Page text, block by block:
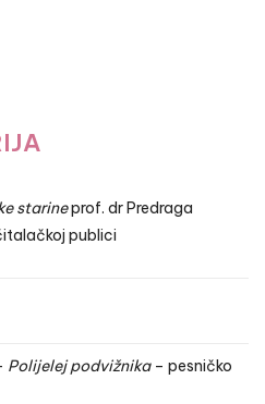
starineprof. dr Predraga
publici
Polijelej podvižnika– pesničko